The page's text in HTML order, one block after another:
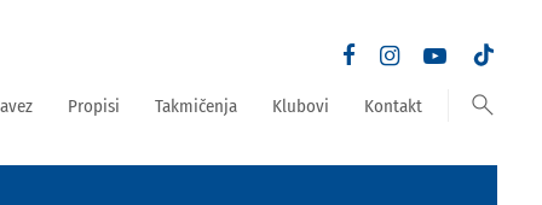
Propisi Takmičenja Klubovi Kontakt search